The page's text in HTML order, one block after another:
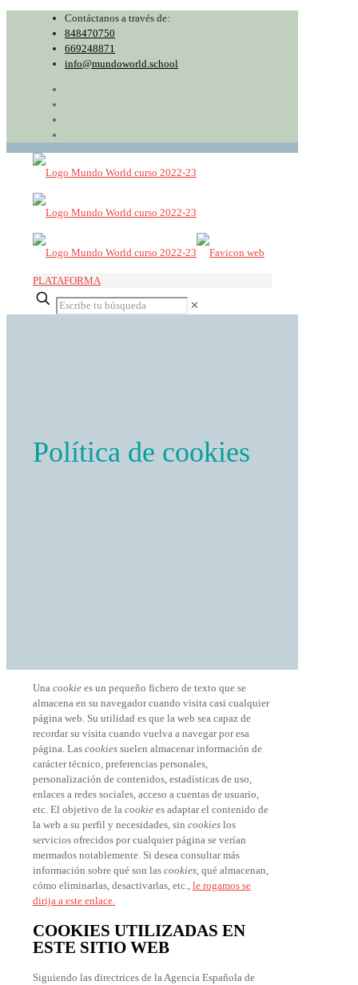
Contáctanos a través de:
848470750
669248871
info@mundoworld.school
PLATAFORMA
✕
Política de cookies
Una cookie es un pequeño fichero de texto que se
almacena en su navegador cuando visita casi cualquier
página web. Su utilidad es que la web sea capaz de
recordar su visita cuando vuelva a navegar por esa
página. Las cookies suelen almacenar información de
carácter técnico, preferencias personales,
personalización de contenidos, estadísticas de uso,
enlaces a redes sociales, acceso a cuentas de usuario,
etc. El objetivo de la cookie es adaptar el contenido de
la web a su perfil y necesidades, sin cookies los
servicios ofrecidos por cualquier página se verían
mermados notablemente. Si desea consultar más
información sobre qué son las cookies, qué almacenan,
cómo eliminarlas, desactivarlas, etc., le rogamos se
dirija a este enlace.
COOKIES UTILIZADAS EN
ESTE SITIO WEB
Siguiendo las directrices de la Agencia Española de